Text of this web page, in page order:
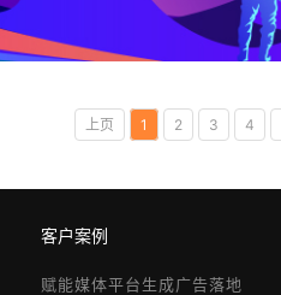
上页 1 2 3 4
客户案例
赋能媒体平台生成广告落地